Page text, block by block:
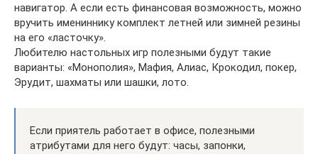
навигатор. А если есть финансовая возможность, можно
вручить имениннику комплект летней или зимней резины
на его «ласточку».
Любителю настольных игр полезными будут такие
варианты: «Монополия», Мафия, Алиас, Крокодил, покер,
Эрудит, шахматы или шашки, лото.
Если приятель работает в офисе, полезными
атрибутами для него будут: часы, запонки,